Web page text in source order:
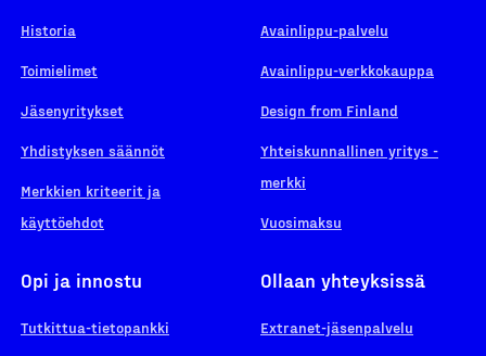
Historia
Toimielimet
Jäsenyritykset
Yhdistyksen säännöt
Merkkien kriteerit ja
käyttöehdot
Avainlippu-palvelu
Avainlippu-verkkokauppa
Design from Finland
Yhteiskunnallinen yritys -
merkki
Vuosimaksu
Opi ja innostu
Tutkittua-tietopankki
Ollaan yhteyksissä
Extranet-jäsenpalvelu